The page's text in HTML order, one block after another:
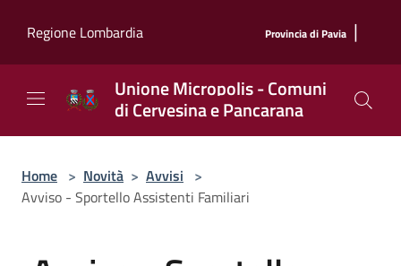
Regione Lombardia
Provincia di Pavia |
Unione Micropolis - Comuni
di Cervesina e Pancarana
Home > Novità > Avvisi >
Avviso - Sportello Assistenti Familiari